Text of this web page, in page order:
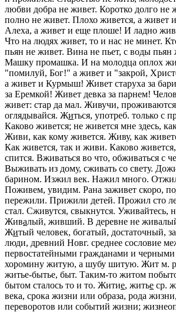
любви добра не живет. Коротко долго не
полно не живет. Плохо живется, а живет
Алеха, а живет и еще плоше! И ладно
Что на людях живет, то и нас не минет.
пьян не живет. Вина не пьет, с воды
Машку промашка. И на молодца оплох
"помилуй, Бог!" а живет и "закрой,
а живет и Курмыш! Живет старуха за
за Еремкой! Живет девка за парнем!
живет: стар да мал. Живучи,
оглядывайся. Житься, употреб. только с
Каково живется; не живется мне здесь,
Живи, как кому живется. Живу, как
Как живется, так и живи. Каково
спится. Вживаться во что, обживаться с
Выживать из дому, сживать со свету.
барином. Изжил век. Нажил много.
Поживем, увидим. Рана заживет скоро,
пережили. Прижили детей. Прожил сто
стал. Сживутся, свыкнутся. Уживайтесь,
Живалый, живший. В деревне не
Житый человек, богатый, достаточный,
люди, древний Новг. среднее сословие
первостатейными гражданами и
хоромину житую, а шубу шитую. Жит м.
житье-бытье, быт. Таким-то житом
бытом сталось то и то. Житие, житье ср.
века, срока жизни или образа, рода
переворотов или событий жизни;